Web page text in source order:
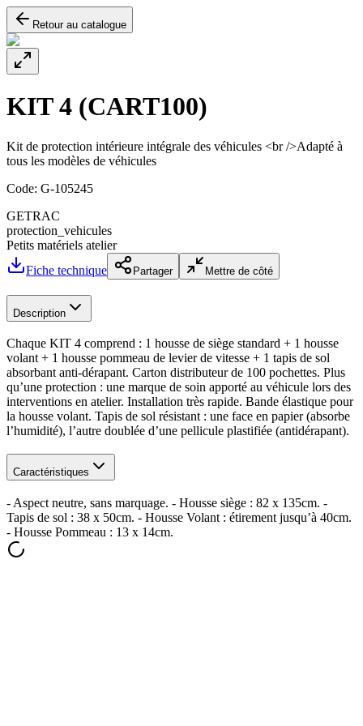
Retour au catalogue
KIT 4 (CART100)
Kit de protection intérieure intégrale des véhicules <br />Adapté à
tous les modèles de véhicules
Code: G-105245
GETRAC
protection_vehicules
Petits matériels atelier
Fiche technique
Partager Mettre de côté
Description
Chaque KIT 4 comprend : 1 housse de siège standard + 1 housse
volant + 1 housse pommeau de levier de vitesse + 1 tapis de sol
absorbant anti-dérapant. Carton distributeur de 100 pochettes. Plus
qu’une protection : une marque de soin apporté au véhicule lors des
interventions en atelier. Installation très rapide. Bande élastique pour
la housse volant. Tapis de sol résistant : une face en papier (absorbe
l’humidité), l’autre doublée d’une pellicule plastifiée (antidérapant).
Caractéristiques
- Aspect neutre, sans marquage. - Housse siège : 82 x 135cm. -
Tapis de sol : 38 x 50cm. - Housse Volant : étirement jusqu’à 40cm.
- Housse Pommeau : 13 x 14cm.